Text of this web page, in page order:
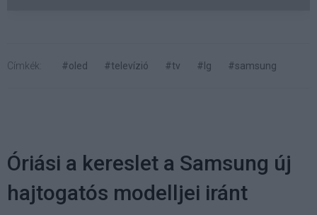
Címkék: #oled #televízió #tv #lg #samsung
Óriási a kereslet a Samsung új
hajtogatós modelljei iránt